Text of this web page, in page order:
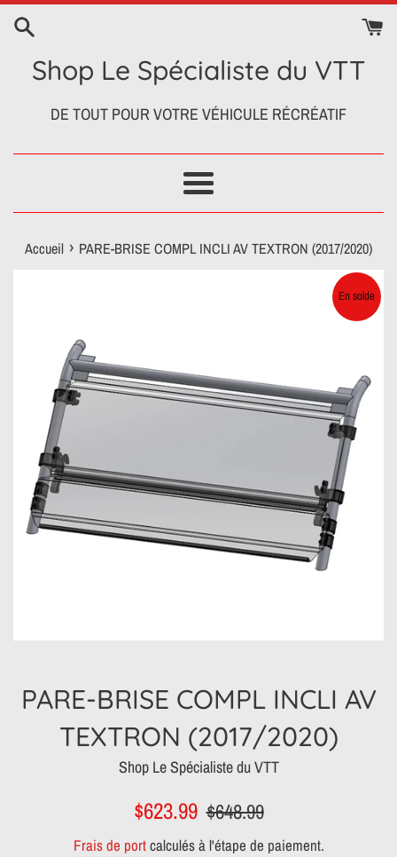
Passer
contenuShop Le Spécialiste du VTT
DE TOUT POUR VOTRE VÉHICULE RÉCRÉATIF
Menu
Accueil › PARE-BRISE COMPL INCLI AV TEXTRON (2017/2020)
En solde
PARE-BRISE COMPL INCLI AV
TEXTRON (2017/2020)
Shop Le Spécialiste du VTT
Prix
$623.99 Prix
$648.99
Frais de portcalculés à l'étape de paiement.